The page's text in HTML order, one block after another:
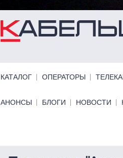
КАТАЛОГ ОПЕРАТОРЫ
Primary links bottom
АНОНСЫ БЛОГИ НОВОСТИ